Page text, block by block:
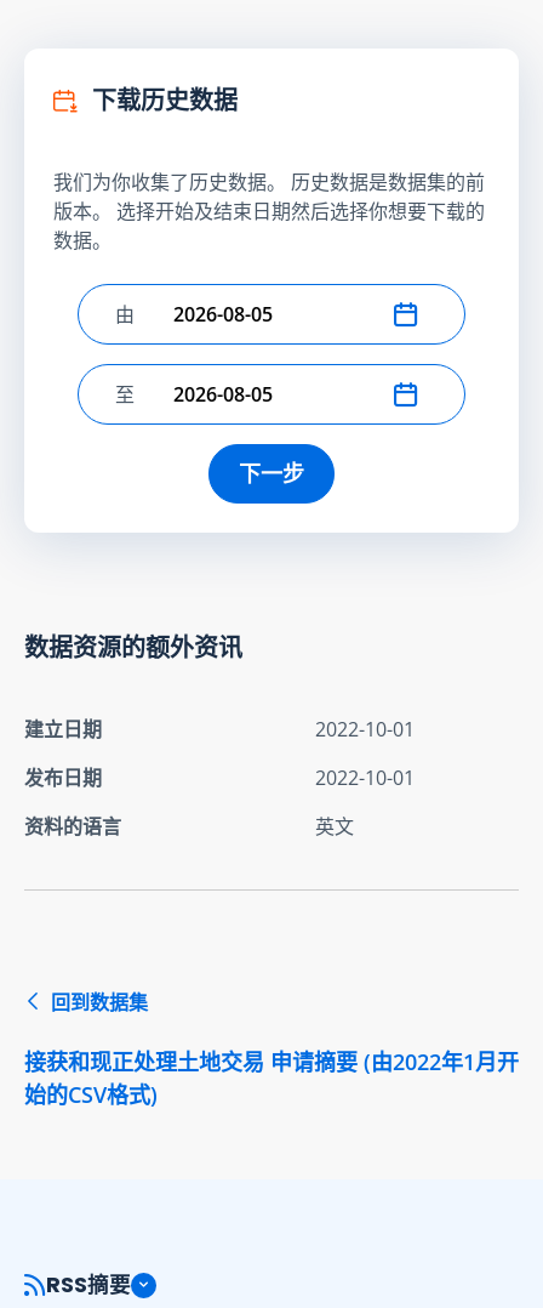
下载历史数据
我们为你收集了历史数据。 历史数据是数据集的前
版本。 选择开始及结束日期然后选择你想要下载的
数据。
选择开始日期
由
选择结束日期
至
下一步
数据资源的额外资讯
建立日期
2022-10-01
发布日期
2022-10-01
资料的语言
英文
回到数据集
接获和现正处理土地交易 申请摘要 (由2022年1月开
始的CSV格式)
RSS摘要